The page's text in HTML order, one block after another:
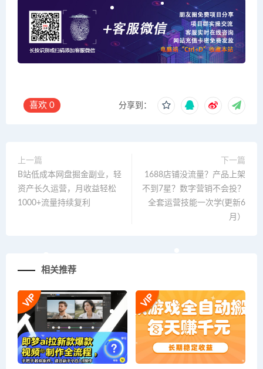
喜欢 0 分享到：
上一篇
B站低成本网盘掘金副业，轻
资产长久运营，月收益轻松
1000+流量持续复利
下一篇
1688店铺没流量？产品上架
不到7星？数字营销不会投？
全套运营技能一次学(更新6
月）
相关推荐